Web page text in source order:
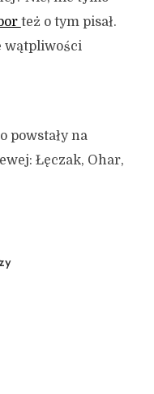
też o tym pisał.
wątpliwości
powstały na
Łęczak, Ohar,